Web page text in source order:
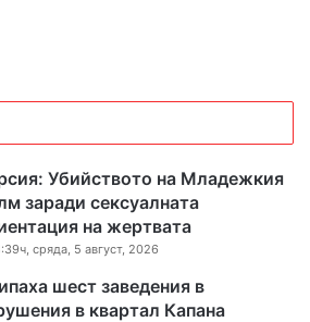
Убийството на Младежкия
заради сексуалната
на жертвата
сряда, 5 август, 2026
шест заведения в
в квартал Капана